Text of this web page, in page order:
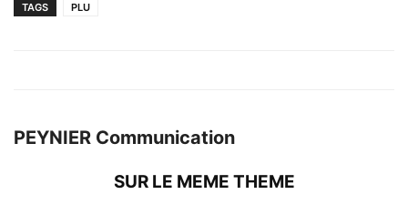
TAGS PLU
PEYNIER Communication
SUR LE MEME THEME